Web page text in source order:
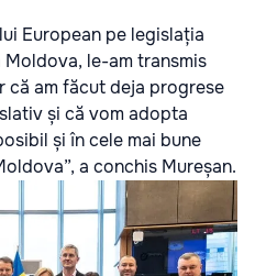
European pe legislația
le-am transmis
că am făcut deja progrese
și că vom adopta
și în cele mai bune
a conchis Mureșan.